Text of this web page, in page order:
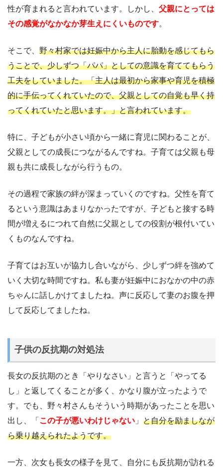
性が育まれると言われています。しかし、 父親にとっては
その感覚がなかなか芽生えにくいものです。
そこで、 野々村家では妊娠中から主人に胎動を感じてもら
うことで、少しずつ「パパ」としての意識を育ててもらう
工夫をしていました。「主人は最初から家事や育児を積極
的に手伝ってくれていたので、父親としての自覚も早く持
ってくれていたと思います。」と言われています。
特に、子どもが小さい頃から一緒に育児に関わることが、
父親としての成長につながるんですね。子育ては父親も母
親も共に成長しながら行うもの。
その過程で家族の絆が深まっていくのですね。父性を育て
るという意識はあまりなかったですが、子どもと接する時
間が増えるにつれて自然に父親としての役割が根付いてい
くものなんですね。
子育てはお互いが協力し合いながら、少しずつ絆を強めて
いく大切な時間ですね。私も妻が妊娠中におなかの中の赤
ちゃんに話しかけてましたね。声に反応して妻のお腹を押
して反応してましたね。
子供の反抗期の対処法
長女の反抗期のとき「やりなさい」と言うと「やってる
し」と返してくることが多く、かなり腹が立ったようで
す。でも、野々村さんもそういう時期があったことを思い
出し、「 この子が悪いわけじゃない 」 と自分を励ましなが
ら乗り越えられたようです。
一方、次女も長女の様子を見て、自分にも反抗期が訪れる